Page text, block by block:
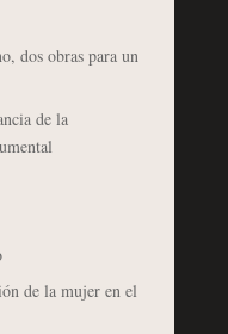
dos obras para un
de la
de la mujer en el